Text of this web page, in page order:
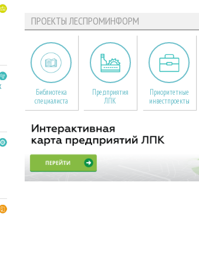
ПРОЕКТЫ ЛЕСПРОМИНФОРМ
Библиотека
специалиста
Предприятия
ЛПК
Приоритетные
инвестпроекты